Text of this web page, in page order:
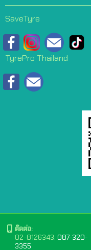
SaveTyre
TyrePro Thailand
ติดต่อ:
02-8126343, 087-320-
3355